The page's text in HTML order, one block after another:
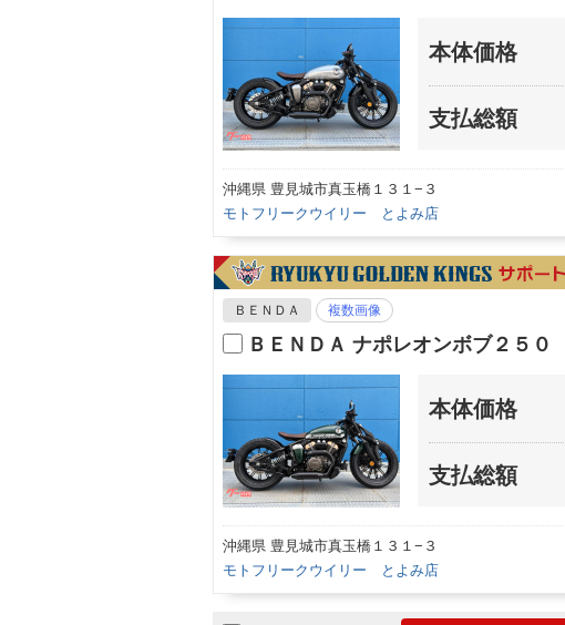
本体価格
支払総額
沖縄県 豊見城市真玉橋１３１−３
モトフリークウイリー とよみ店
ＢＥＮＤＡ 複数画像
ＢＥＮＤＡ ナポレオンボブ２５０
本体価格
支払総額
沖縄県 豊見城市真玉橋１３１−３
モトフリークウイリー とよみ店